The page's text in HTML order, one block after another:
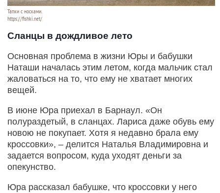
Тапки с носками.
https://fishki.net/
Сланцы в дождливое лето
Основная проблема в жизни Юры и бабушки
Наташи началась этим летом, когда мальчик стал
жаловаться на то, что ему не хватает многих
вещей.
В июне Юра приехал в Барнаул. «Он
полураздетый, в сланцах. Лариса даже обувь ему
новою не покупает. Хотя я недавно брала ему
кроссовки», – делится Наталья Владимировна и
задается вопросом, куда уходят деньги за
опекунство.
Юра рассказал бабушке, что кроссовки у него